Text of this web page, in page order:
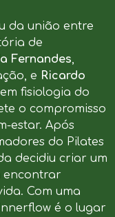
da união entre
de
Fernandes,
e Ricardo
fisiologia do
o compromisso
estar. Após
do Pilates
decidiu criar um
encontrar
Com uma
é o lugar